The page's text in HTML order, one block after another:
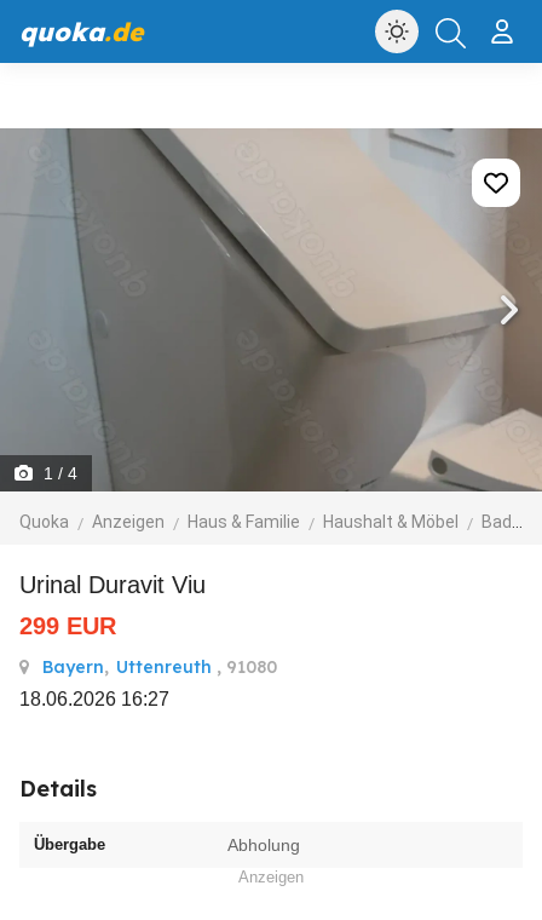
quoka.de
1 / 4
Quoka Anzeigen Haus & Familie Haushalt & Möbel Bad, Einrichtung und Geräte
Urinal Duravit Viu
299 EUR
Bayern, Uttenreuth , 91080
18.06.2026 16:27
Details
Übergabe Abholung
Anzeigen